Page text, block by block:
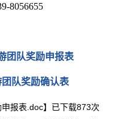
8056655
团队奖励申报表
团队奖励确认表
报表.doc】已下载873次